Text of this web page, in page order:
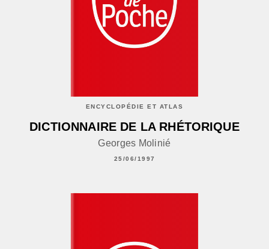
ENCYCLOPÉDIE ET ATLAS
DICTIONNAIRE DE LA RHÉTORIQUE
Georges Molinié
25/06/1997